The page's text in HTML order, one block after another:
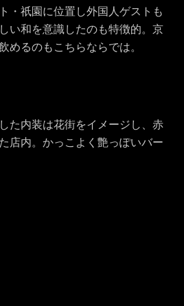
・祇園に位置し外国人ゲストも
い和を意識したのも特徴的。京
めるのもこちらならでは。
た内装は花街をイメージし、赤
店内。かっこよく艶っぽいバー